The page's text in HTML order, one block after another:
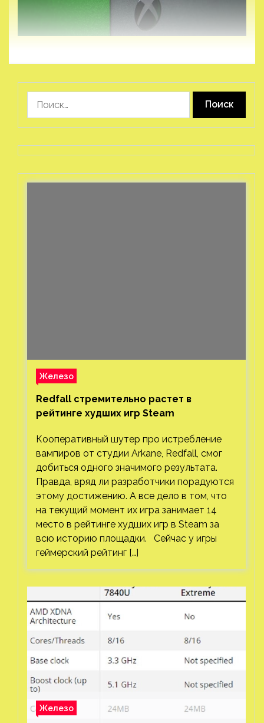
Железо
Redfall стремительно растет в
рейтинге худших игр Steam
Кооперативный шутер про истребление
вампиров от студии Arkane, Redfall, смог
добиться одного значимого результата.
Правда, вряд ли разработчики порадуются
этому достижению. А все дело в том, что
на текущий момент их игра занимает 14
место в рейтинге худших игр в Steam за
всю историю площадки. Сейчас у игры
геймерский рейтинг […]
Железо